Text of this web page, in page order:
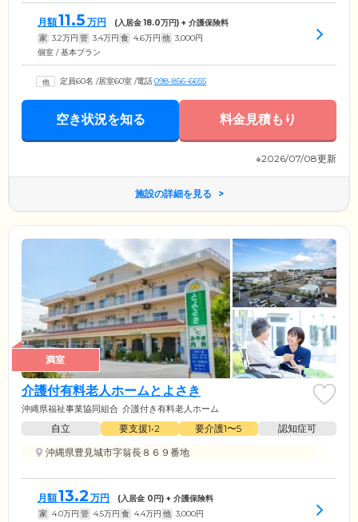
月額11.5 万円 (入居金18.0万円) + 介護保険料
家 3.2万円 管 3.4万円 食 4.6万円 他 3,000円
個室 / 基本プラン
定員60名 /居室60室 /電話098-856-6655
空き状況を知る 料金見積もり
※2026/07/08更新
施設の詳細を見る
満室
介護付有料老人ホームとよさき
沖縄県福祉事業協同組合 介護付き有料老人ホーム
自立 要支援1•2 要介護1〜5
認知症可
沖縄県豊見城市字翁長８６９番地
月額13.2 万円 (入居金 0円) + 介護保険料
家 4.0万円 管 4.5万円 食 4.4万円 他 3,000円